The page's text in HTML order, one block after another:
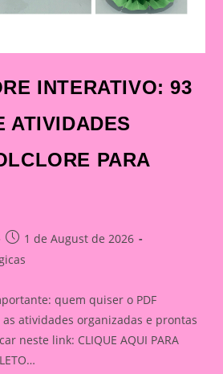
INTERATIVO: 93
ATIVIDADES
PARA
Post
published:
1 de August de 2026
quem quiser o PDF
as atividades organizadas e prontas
neste link: CLIQUE AQUI PARA